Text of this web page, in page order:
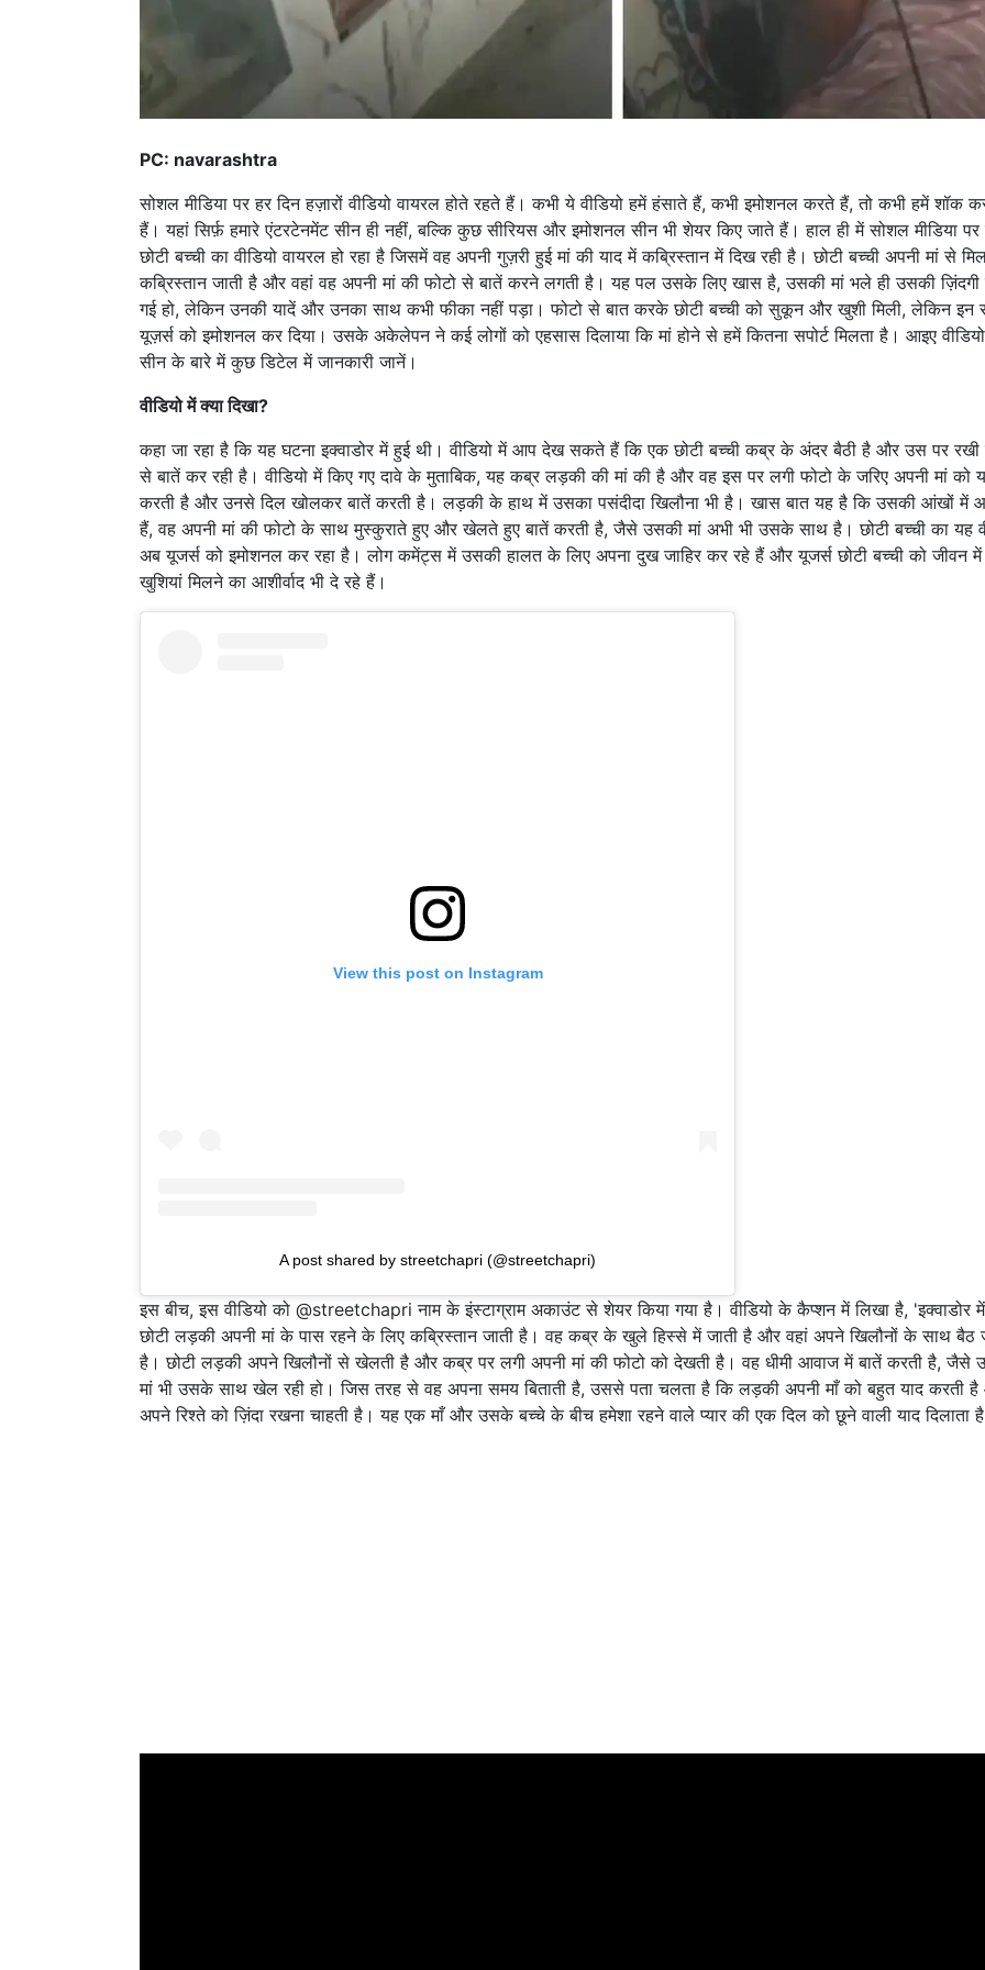
PC: navarashtra
सोशल मीडिया पर हर दिन हज़ारों वीडियो वायरल होते रहते हैं। कभी ये वीडियो हमें हंसाते हैं, कभी इमोशनल करते हैं, तो कभी हमें शॉक
हैं। यहां सिर्फ़ हमारे एंटरटेनमेंट सीन ही नहीं, बल्कि कुछ सीरियस और इमोशनल सीन भी शेयर किए जाते हैं। हाल ही में सोशल मीडिया
छोटी बच्ची का वीडियो वायरल हो रहा है जिसमें वह अपनी गुज़री हुई मां की याद में कब्रिस्तान में दिख रही है। छोटी बच्ची अपनी मां से
कब्रिस्तान जाती है और वहां वह अपनी मां की फोटो से बातें करने लगती है। यह पल उसके लिए खास है, उसकी मां भले ही उसकी
गई हो, लेकिन उनकी यादें और उनका साथ कभी फीका नहीं पड़ा। फोटो से बात करके छोटी बच्ची को सुकून और खुशी मिली, लेकिन इन
यूज़र्स को इमोशनल कर दिया। उसके अकेलेपन ने कई लोगों को एहसास दिलाया कि मां होने से हमें कितना सपोर्ट मिलता है। आइए
सीन के बारे में कुछ डिटेल में जानकारी जानें।
वीडियो में क्या दिखा?
कहा जा रहा है कि यह घटना इक्वाडोर में हुई थी। वीडियो में आप देख सकते हैं कि एक छोटी बच्ची कब्र के अंदर बैठी है और उस पर रखी
से बातें कर रही है। वीडियो में किए गए दावे के मुताबिक, यह कब्र लड़की की मां की है और वह इस पर लगी फोटो के जरिए अपनी मां को
करती है और उनसे दिल खोलकर बातें करती है। लड़की के हाथ में उसका पसंदीदा खिलौना भी है। खास बात यह है कि उसकी आंखों में
हैं, वह अपनी मां की फोटो के साथ मुस्कुराते हुए और खेलते हुए बातें करती है, जैसे उसकी मां अभी भी उसके साथ है। छोटी बच्ची का यह
अब यूजर्स को इमोशनल कर रहा है। लोग कमेंट्स में उसकी हालत के लिए अपना दुख जाहिर कर रहे हैं और यूजर्स छोटी बच्ची को जीवन में
खुशियां मिलने का आशीर्वाद भी दे रहे हैं।
View this post on Instagram
A post shared by streetchapri (@streetchapri)
इस बीच, इस वीडियो को @streetchapri नाम के इंस्टाग्राम अकाउंट से शेयर किया गया है। वीडियो के कैप्शन में लिखा है, 'इक्वाडोर
छोटी लड़की अपनी मां के पास रहने के लिए कब्रिस्तान जाती है। वह कब्र के खुले हिस्से में जाती है और वहां अपने खिलौनों के साथ बैठ
है। छोटी लड़की अपने खिलौनों से खेलती है और कब्र पर लगी अपनी मां की फोटो को देखती है। वह धीमी आवाज में बातें करती है, जैसे
मां भी उसके साथ खेल रही हो। जिस तरह से वह अपना समय बिताती है, उससे पता चलता है कि लड़की अपनी माँ को बहुत याद करती
अपने रिश्ते को ज़िंदा रखना चाहती है। यह एक माँ और उसके बच्चे के बीच हमेशा रहने वाले प्यार की एक दिल को छूने वाली याद दिलाता